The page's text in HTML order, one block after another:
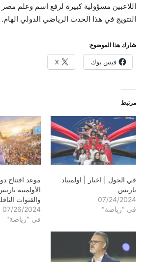
اللاعبين مسؤولية كبيرة لرفع اسم وعلم
التتويج في هذا الحدث الرياضي الدولي الهام.
شارك هذا الموضوع:
فيس بوك X
مرتبط
في الجول | اخبار | اولمبياد
باريس
07/24/2024
في "رياضة"
موعد افتتاح
والقنوات
07/26/2024
في "رياضة"